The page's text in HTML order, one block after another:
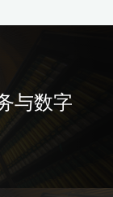
与数字